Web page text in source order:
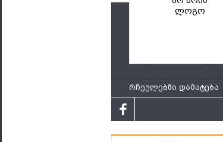
ლოგო
რჩეულებში დამატება